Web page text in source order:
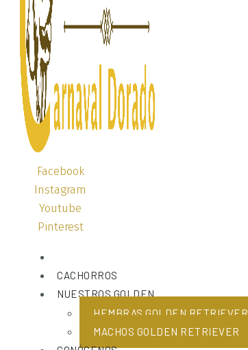
Facebook
Instagram
Youtube
Pinterest
CACHORROS
NUESTROS GOLDEN
HEMBRAS GOLDEN RETRIEVER
MACHOS GOLDEN RETRIEVER